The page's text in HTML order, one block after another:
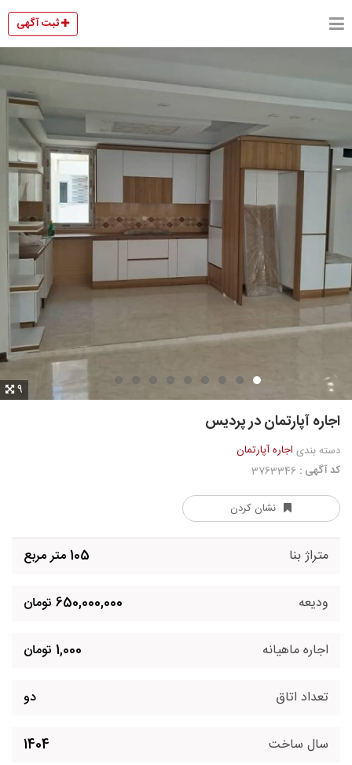
ثبت آگهی
9
اجاره آپارتمان در پردیس
دسته بندی اجاره آپارتمان
کد آگهی :
نشان کردن
متراژ بنا 105 متر مربع
ودیعه 650,000,000 تومان
اجاره ماهیانه 1,000 تومان
تعداد اتاق دو
سال ساخت 1404